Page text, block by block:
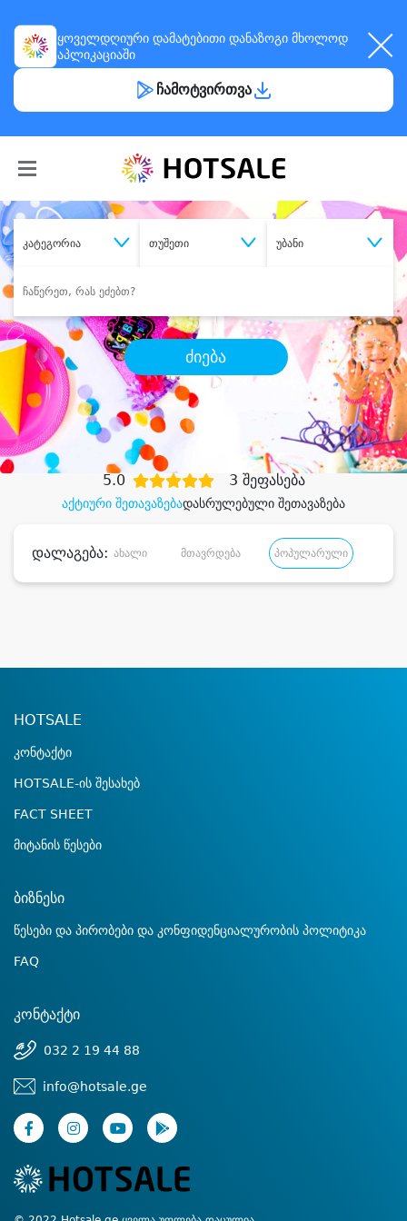
ყოველდღიური დამატებითი დანაზოგი მხოლოდ
აპლიკაციაში
ჩამოტვირთვა
კატეგორია თუშეთი უბანი
ძიება
შეიძინესასურველი მომსახურება
დიდი დანაზოგით
აქტიური შეთავაზებადასრულებული შეთავაზება
5.0 3 შეფასება
დალაგება: ახალი მთავრდება პოპულარული
HOTSALE
კონტაქტი
HOTSALE-ის შესახებ
FACT SHEET
მიტანის წესები
ბიზნესი
წესები და პირობები და კონფიდენციალურობის პოლიტიკა
FAQ
კონტაქტი
032 2 19 44 88
info@hotsale.ge